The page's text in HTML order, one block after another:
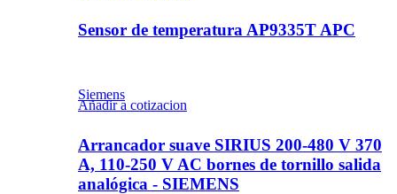
Sensor de temperatura AP9335T APC
Siemens
Añadir a cotizacion
Arrancador suave SIRIUS 200-480 V 370
A, 110-250 V AC bornes de tornillo salida
analógica - SIEMENS